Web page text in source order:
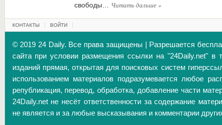
свободы… Читать дальше»
КОНТАКТЫ ВОЙТИ
© 2019 24 Daily. Все права защищены | Разрешается
сайта при условии размещения ссылки на "24Daily.net" в
изданий прямая, открытая для поисковых систем
использованием материалов подразумевается любое
републикация, перевод, обработка, добавление части
24Daily.net не несёт ответственности за содержание
не является и за любые высказывания и комментарии